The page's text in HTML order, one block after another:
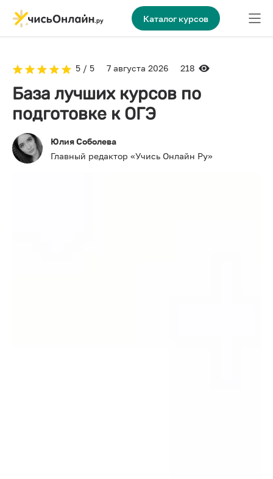
Каталог курсов
5 / 5 7 августа 2026 218
База лучших курсов по
подготовке к ОГЭ
Юлия Соболева
Главный редактор «Учись Онлайн Ру»